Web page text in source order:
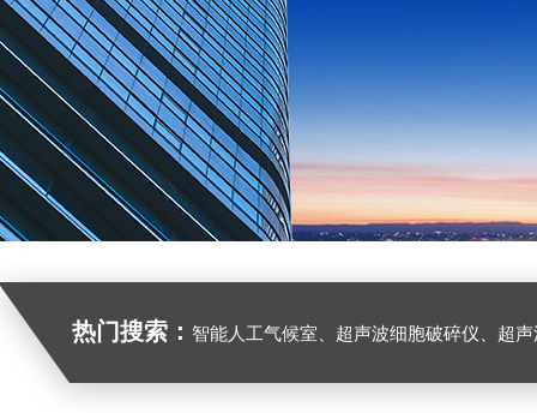
热门搜索： 智能人工气候室、超声波细胞破碎仪、超